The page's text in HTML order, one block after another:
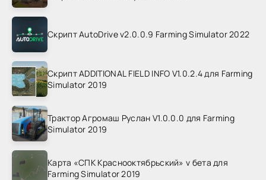
Скрипт AutoDrive v2.0.0.9 Farming Simulator 2022
Скрипт ADDITIONAL FIELD INFO V1.0.2.4 для Farming
Simulator 2019
Трактор Агромаш Руслан V1.0.0.0 для Farming
Simulator 2019
Карта «СПК Краснооктябрьский» v бета для
Farming Simulator 2019